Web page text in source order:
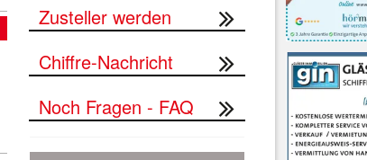
Zusteller werden
Chiffre-Nachricht
Noch Fragen - FAQ